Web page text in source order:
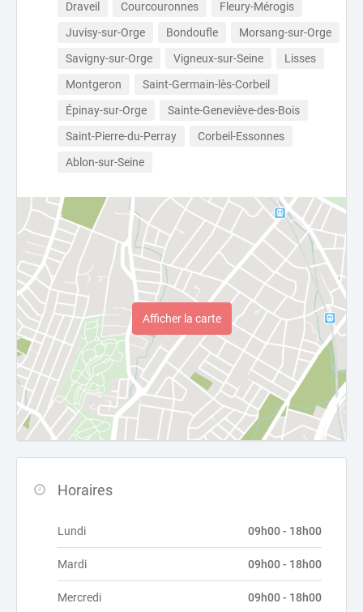
Draveil Courcouronnes
Fleury-Mérogis
Juvisy-sur-Orge
Bondoufle
Morsang-sur-Orge
Savigny-sur-Orge
Vigneux-sur-Seine
Lisses
Montgeron
Saint-Germain-lès-Corbeil
Épinay-sur-Orge
Sainte-Geneviève-des-Bois
Saint-Pierre-du-Perray
Corbeil-Essonnes
Ablon-sur-Seine
Afficher la carte
Horaires
Lundi 09h00 - 18h00
Mardi 09h00 - 18h00
Mercredi 09h00 - 18h00